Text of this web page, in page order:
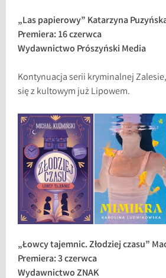
„Las papierowy” Katarzyna
Premiera: 16 czerwca
Wydawnictwo Prószyński Media
Kontynuacja serii kryminalnej
się z kultowym już Lipowem.
„Łowcy tajemnic. Złodziej czasu”
Premiera: 3 czerwca
Wydawnictwo ZNAK